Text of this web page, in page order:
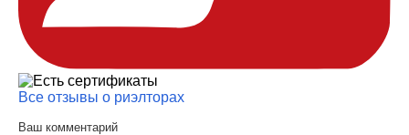
Все отзывы о риэлторах
Ваш комментарий